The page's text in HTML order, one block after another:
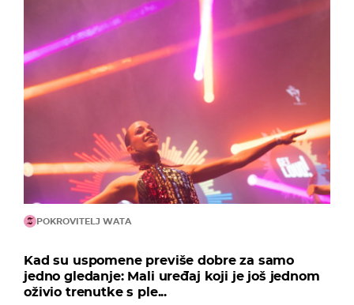
POKROVITELJ WATA
Kad su uspomene previše dobre za samo
jedno gledanje: Mali uređaj koji je još jednom
oživio trenutke s ple...